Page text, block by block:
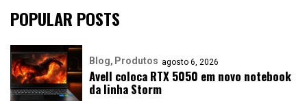
POPULAR POSTS
Blog Produtos agosto 6, 2026
Avell coloca RTX 5050 em novo notebook
da linha Storm